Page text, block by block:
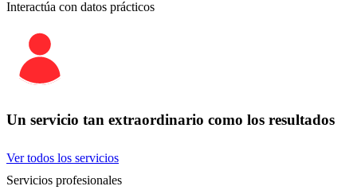
Interactúa con datos prácticos
Un servicio tan extraordinario como los resultados
Ver todos los servicios
Servicios profesionales